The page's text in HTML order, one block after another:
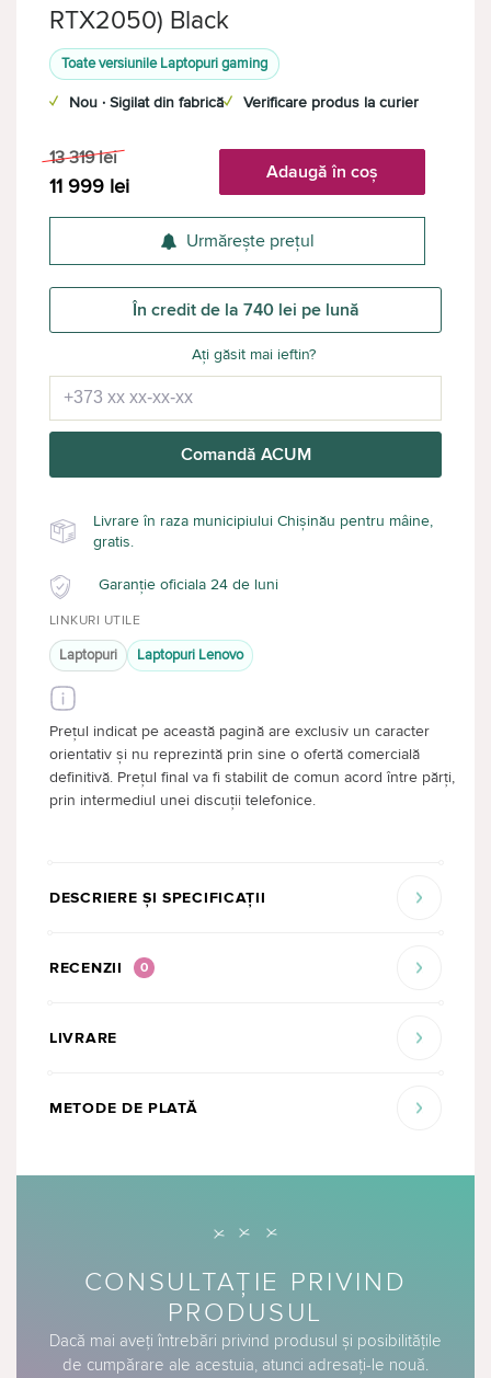
RTX2050) Black
Toate versiunile Laptopuri gaming
✓ Nou · Sigilat din fabrică✓ Verificare produs la curier
13 319 lei
11 999 lei
Adaugă în coș
Urmărește prețul
În credit de la 740 lei pe lună
Ați găsit mai ieftin?
Comandă ACUM
Livrare în raza municipiului Chișinău pentru mâine,
gratis.
Garanție oficiala 24 de luni
LINKURI UTILE
Laptopuri Laptopuri Lenovo
Prețul indicat pe această pagină are exclusiv un caracter
orientativ și nu reprezintă prin sine o ofertă comercială
definitivă. Prețul final va fi stabilit de comun acord între părți,
prin intermediul unei discuții telefonice.
DESCRIERE ȘI SPECIFICAȚII
RECENZII 0
LIVRARE
METODE DE PLATĂ
CONSULTAȚIE PRIVIND
PRODUSUL
Dacă mai aveți întrebări privind produsul și posibilitățile
de cumpărare ale acestuia, atunci adresați-le nouă.